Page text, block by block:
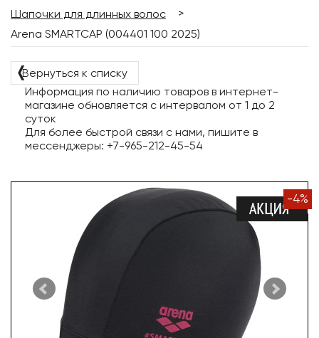
Шапочки для длинных волос
>
Arena SMARTCAP (004401 100 2025)
❬Вернуться к списку
Информация по наличию товаров в интернет-
магазине обновляется с интервалом от 1 до 2
суток
Для более быстрой связи с нами, пишите в
мессенджеры: +7-965-212-45-54
-4%